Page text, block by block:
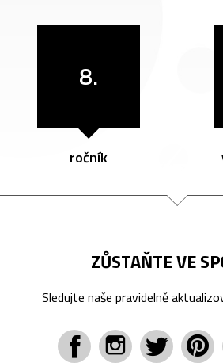
8.
ročník
ZŮSTAŇTE VE
Sledujte naše pravidelně